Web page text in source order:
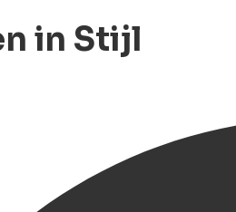
in Stijl